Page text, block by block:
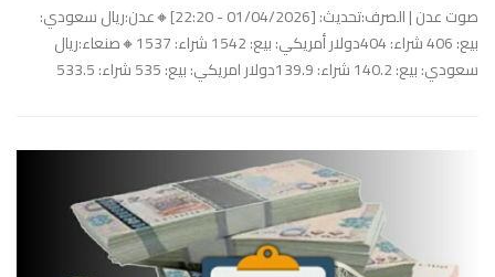
صوت عدن | الصرف:تحديث: [01/04/2026 - 22:20]🔸عدن:ريال سعودي:
بيع: 406 شراء: 404دولار أمريكي: بيع: 1542 شراء: 1537🔸صنعاء:ريال
سعودي: بيع: 140.2 شراء: 139.9دولار امريكي: بيع: 535 شراء: 533.5